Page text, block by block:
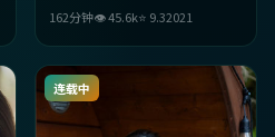
人物关系的可信度。
162分钟👁45.6k⭐ 9.32021
连载中